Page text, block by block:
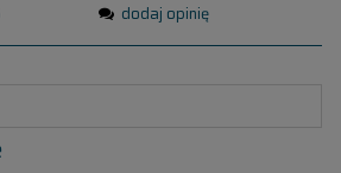
dodaj opinię